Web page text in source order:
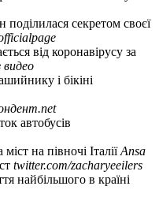
поділилася секретом своєї
від коронавірусу за
видео
і бікіні
автобусів
на півночі ІталіїAnsa
twitter.com/zacharyeeilers
найбільшого в країні